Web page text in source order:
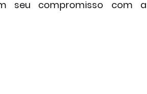
seu compromisso com a